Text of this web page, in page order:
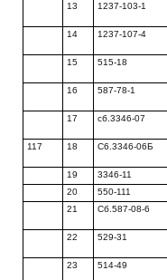
13 1237-103-1
14 1237-107-4
15 515-18
16 587-78-1
17
сб.3346-07
117 18 С6.3346-06Б
19 3346-11
20
550-111
21
Сб.587-08-6
22 529-31
23 514-49